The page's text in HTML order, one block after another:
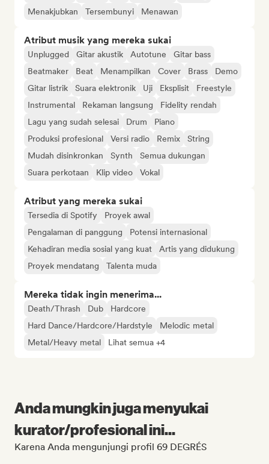
Menakjubkan
Tersembunyi Menawan
Atribut musik yang mereka sukai
Unplugged Gitar akustik Autotune
Gitar bass
Beatmaker
Beat Menampilkan Cover Brass
Demo
Gitar listrik
Suara elektronik Uji Eksplisit
Freestyle
Instrumental
Rekaman langsung
Fidelity rendah
Lagu yang sudah selesai
Drum
Piano
Produksi profesional
Versi radio Remix
String
Mudah disinkronkan
Synth
Semua dukungan
Suara perkotaan
Klip video Vokal
Atribut yang mereka sukai
Tersedia di Spotify
Proyek awal
Pengalaman di panggung
Potensi internasional
Kehadiran media sosial yang kuat
Artis yang didukung
Proyek mendatang
Talenta muda
Mereka tidak ingin menerima...
Death/Thrash Dub
Hardcore
Hard Dance/Hardcore/Hardstyle
Melodic metal
Metal/Heavy metal
Lihat semua +4
Anda mungkin juga menyukai
kurator/profesional ini...
Karena Anda mengunjungi profil 69 DEGRÉS